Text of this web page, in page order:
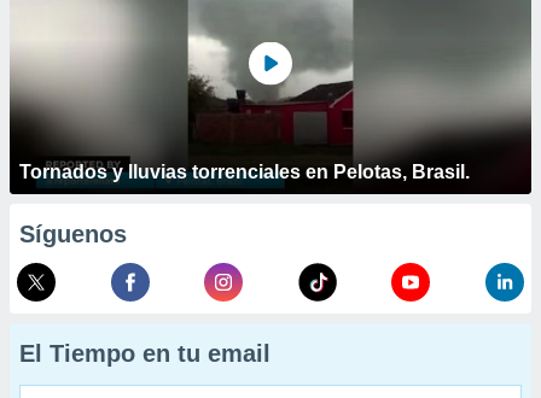
Tornados y lluvias torrenciales en Pelotas, Brasil.
Síguenos
El Tiempo en tu email